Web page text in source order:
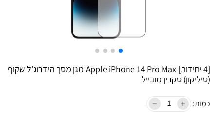
[4 יחידות] Apple iPhone 14 Pro Max מגן מסך הידרוג'ל שקוף
(סיליקון) סקרין מובייל
כמות: